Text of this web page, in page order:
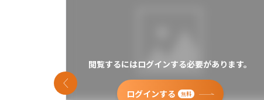
閲覧するにはログインする必要があります。
ログインする 無料
前のスライド